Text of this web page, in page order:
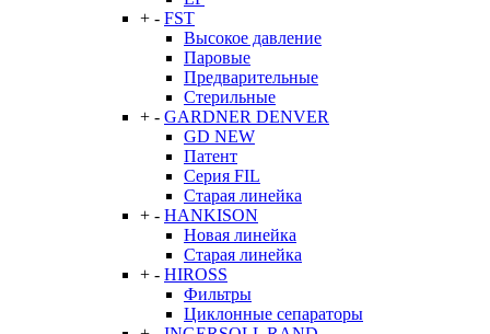
+ - FST
Высокое давление
Паровые
Предварительные
Стерильные
+ - GARDNER DENVER
GD NEW
Патент
Серия FIL
Старая линейка
+ - HANKISON
Новая линейка
Старая линейка
+ - HIROSS
Фильтры
Циклонные сепараторы